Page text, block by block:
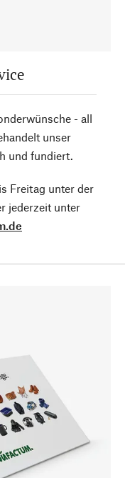
- all
unser
und fundiert.
Freitag unter der
jederzeit unter